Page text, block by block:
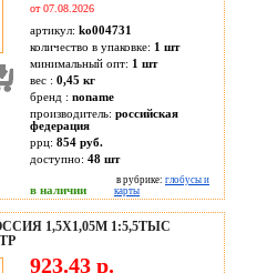
от 07.08.2026
артикул: ko004731
количество в упаковке: 1 шт
минимальный опт: 1 шт
вес : 0,45 кг
бренд : noname
производитель: российская
федерация
ррц: 854 руб.
доступно: 48 шт
в наличии
в рубрике: глобусы и
карты
1,5Х1,05М 1:5,5ТЫС
923.43 р.